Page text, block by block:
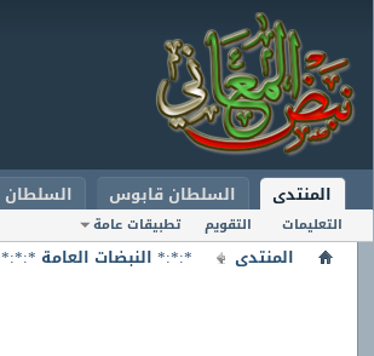
المنتدى
التعليمات التقويم تطبيقات عامة
السلطان قابوس
المنتدى *:*:* النبضات العامة *:*:*